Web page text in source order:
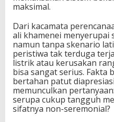
maksimal.
Dari kacamata
ali khamenei menyerupai
namun tanpa skenario
peristiwa tak terduga
listrik atau kerusakan
bisa sangat serius. Fakta
bertahan patut
memunculkan
serupa cukup tangguh
sifatnya non-seremonial?